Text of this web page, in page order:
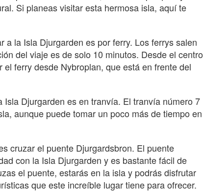
Si planeas visitar esta hermosa isla, aquí te
a la Isla Djurgarden es por ferry. Los ferrys salen
del viaje es de solo 10 minutos. Desde el centro
ferry desde Nybroplan, que está en frente del
Isla Djurgarden es en tranvía. El tranvía número 7
aunque puede tomar un poco más de tiempo en
cruzar el puente Djurgardsbron. El puente
con la Isla Djurgarden y es bastante fácil de
el puente, estarás en la isla y podrás disfrutar
que este increíble lugar tiene para ofrecer.